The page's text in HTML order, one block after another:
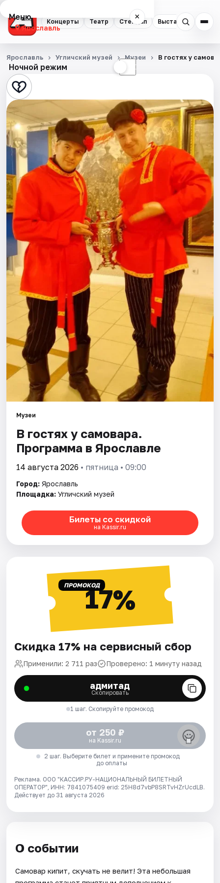
Концерты Театр Стендап Выставки
Меню ×
Ярославль
Концерты
Театр
Стендап
Выставки
Квесты
Экскурсии
События
Города
Площадки
Артисты
Рейтинги
Ночной режим ☾
Ярославль Угличский музей Музеи В гостях у
Музеи
В гостях у самовара.
Программа в Ярославле
14 августа 2026 • пятница • 09:00
Город: Ярославль
Площадка: Угличский музей
Билеты со скидкой
на Kassir.ru
ПРОМОКОД17%
Скидка 17% на сервисный сбор
Применили: 2 711 раз Проверено: 1 минуту назад
адмитад
Скопировать
1 шаг. Скопируйте промокод
от 250 ₽
на Kassir.ru
2 шаг. Выберите билет и примените промокод
до оплаты
Реклама. ООО "КАССИР.РУ-НАЦИОНАЛЬНЫЙ БИЛЕТНЫЙ
ОПЕРАТОР", ИНН: 7841075409 erid: 25H8d7vbP8SRTvHZrUcdLB.
Действует до 31 августа 2026
О событии
Самовар кипит, скучать не велит! Эта небольшая